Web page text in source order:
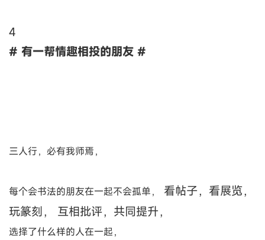
4
# 有一帮情趣相投的朋友 #
三人行，必有我师焉，
每个会书法的朋友在一起不会孤单，
看帖子，看展览，
玩篆刻， 互相批评，共同提升，
选择了什么样的人在一起，